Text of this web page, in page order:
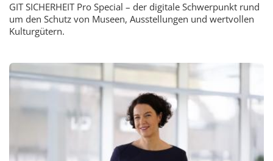
GIT SICHERHEIT Pro Special – der digitale Schwerpunkt rund
um den Schutz von Museen, Ausstellungen und wertvollen
Kulturgütern.